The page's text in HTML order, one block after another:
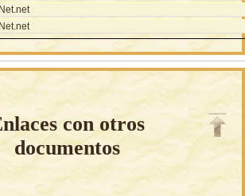
con otros
documentos